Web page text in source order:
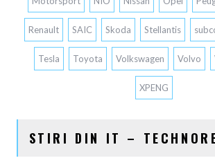
Renault SAIC Skoda Stellantis
Tesla Toyota Volkswagen Volvo
XPENG
STIRI DIN IT –